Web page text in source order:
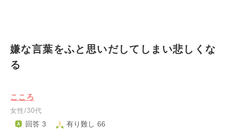
嫌な言葉をふと思いだしてしまい悲しくな
る
こころ
女性/30代
回答 3 有り難し 66